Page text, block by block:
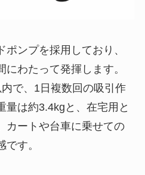
ンプを採用しており、
わたって発揮します。
で、1日複数回の吸引作
量は約3.4kgと、在宅用と
カートや台車に乗せての
す。